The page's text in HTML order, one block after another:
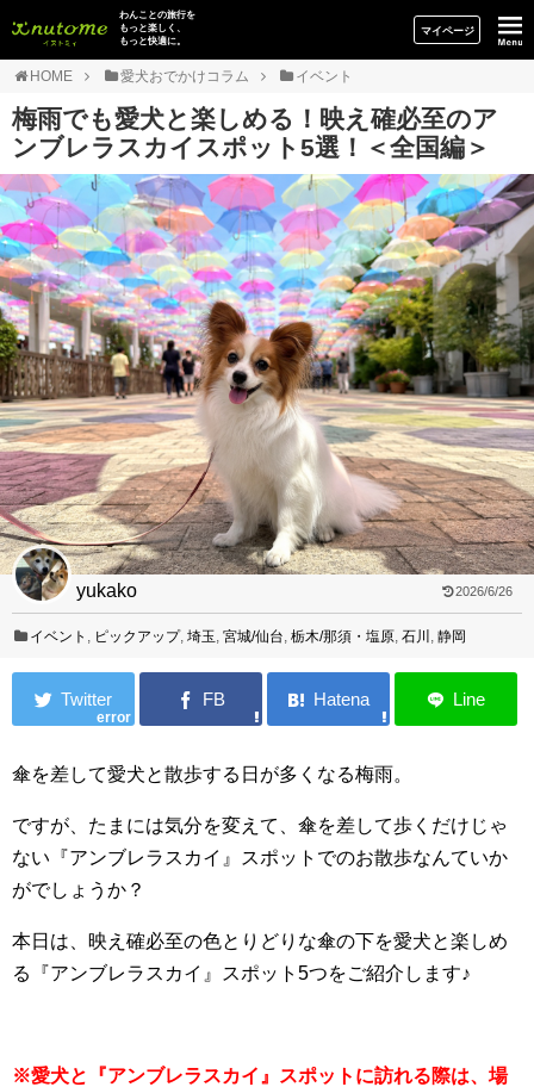
イヌトミィ
わんことの旅行を
もっと楽しく、
もっと快適に。
マイページ
HOME 愛犬おでかけコラム イベント
梅雨でも愛犬と楽しめる！映え確必至のア
ンブレラスカイスポット5選！＜全国編＞
yukako 2026/6/26
イベント , ピックアップ,埼玉,宮城/仙台,栃木/那須・塩原,石川 ,静岡
error
傘を差して愛犬と散歩する日が多くなる梅雨。
ですが、たまには気分を変えて、傘を差して歩くだけじゃ
ない『アンブレラスカイ』スポットでのお散歩なんていか
がでしょうか？
本日は、映え確必至の色とりどりな傘の下を愛犬と楽しめ
る『アンブレラスカイ』スポット5つをご紹介します♪
※愛犬と『アンブレラスカイ』スポットに訪れる際は、場